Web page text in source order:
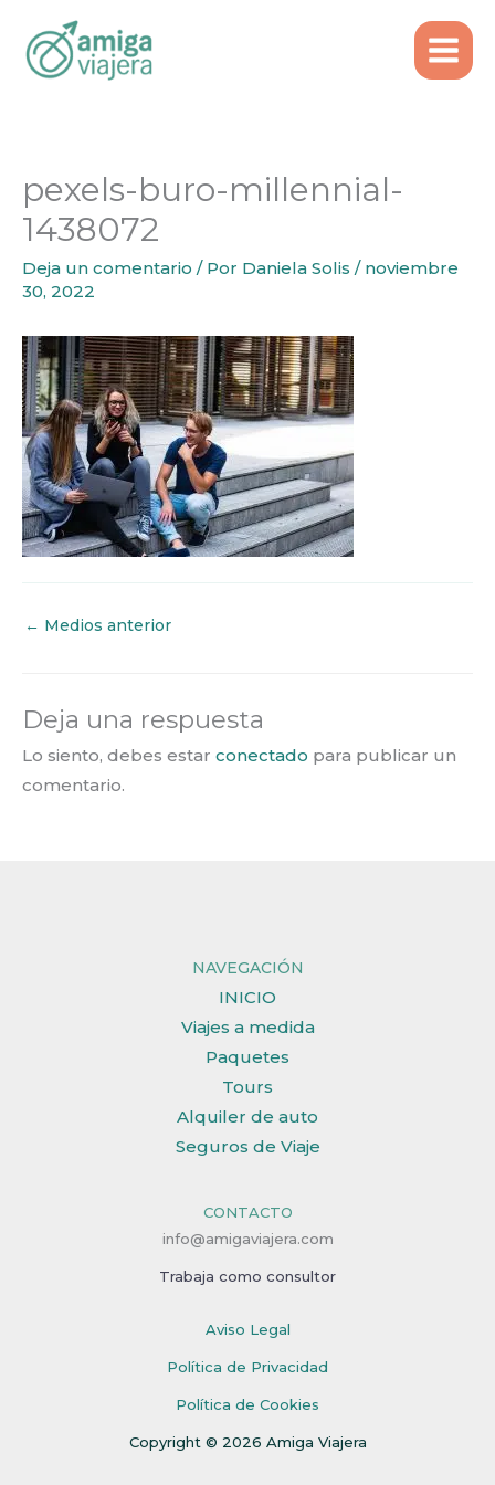
contenido
Residencia por artículo 92: Cómo funciona
pexels-buro-millennial-1438072
pexels-buro-millennial-
1438072
Deja un comentario / Por Daniela Solis / noviembre
30, 2022
← Medios anterior
Deja una respuesta
Lo siento, debes estar conectado para publicar un
comentario.
NAVEGACIÓN
INICIO
Viajes a medida
Paquetes
Tours
Alquiler de auto
Seguros de Viaje
CONTACTO
info@amigaviajera.com
Trabaja como consultor
Aviso Legal
Política de Privacidad
Política de Cookies
Copyright © 2026 Amiga Viajera